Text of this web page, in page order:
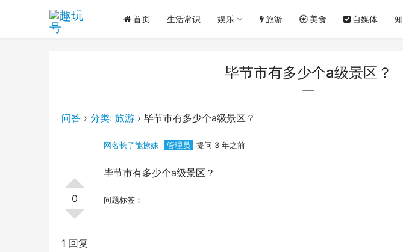
首页 生活常识 娱乐 旅游 美食 自媒体
毕节市有多少个a级景区？
问答 › 分类: 旅游 › 毕节市有多少个a级景区？
0
网名长了能撩妹 管理员 提问 3 年之前
毕节市有多少个a级景区？
问题标签：
1 回复